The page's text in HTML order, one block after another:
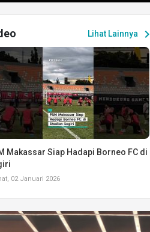
Lihat Lainnya chevron_right
Makassar Siap Hadapi Borneo FC di
02 Januari 2026